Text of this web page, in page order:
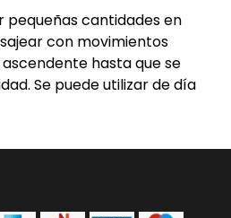
pequeñas cantidades en
con movimientos
hasta que se
Se puede utilizar de día